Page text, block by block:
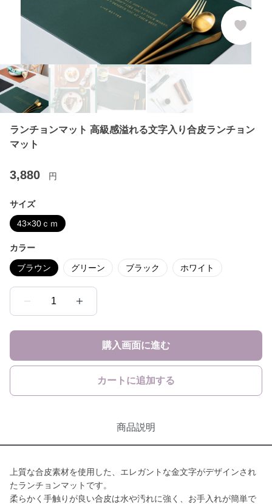
ランチョンマット 高級感溢れる文字入り合皮ランチョン
マット
3,880 円
サイズ
43×30ｃｍ
カラー
ブラウン グリーン ブラック ホワイト
1
購入画面に進む
カートに追加する
商品説明
上質な合皮素材を使用した、エレガントな金文字がデザインされ
たランチョンマットです。
柔らかく手触りが良い合皮は水や汚れに強く、お手入れが簡単で